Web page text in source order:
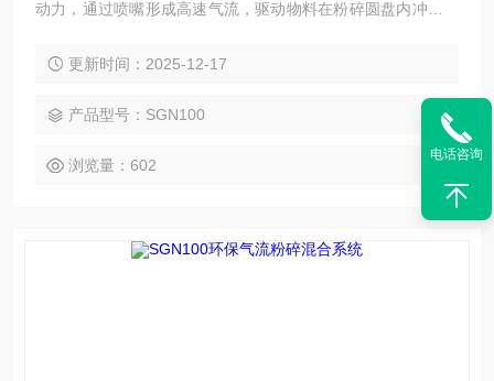
动力，通过喷嘴形成高速气流，驱动物料在粉碎圆盘内冲击、
效收料，具有粉碎粒度细、产品纯度高的特点，适用于新材
更新时间：2025-12-17
产品型号：SGN100
浏览量：602
电话咨询